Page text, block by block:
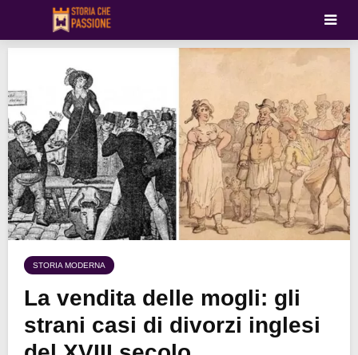
STORIA MODERNA
La vendita delle mogli: gli
strani casi di divorzi inglesi